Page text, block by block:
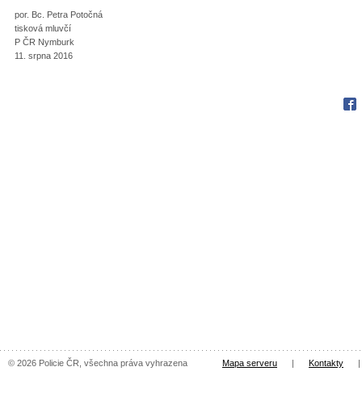
por. Bc. Petra Potočná
tisková mluvčí
P ČR Nymburk
11. srpna 2016
© 2026 Policie ČR, všechna práva vyhrazena Mapa serveru | Kontakty |